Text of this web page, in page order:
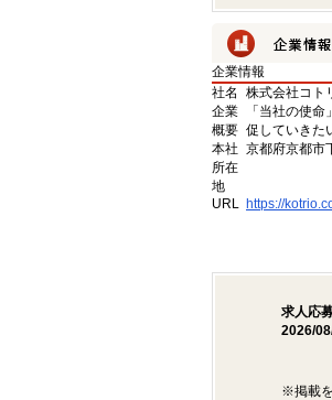
企業情報
社名
株式会社コト
企業
概要
「当社の使
促していきた
本社
所在
地
京都府京都市
URL https://
求人応
2026/
※掲載